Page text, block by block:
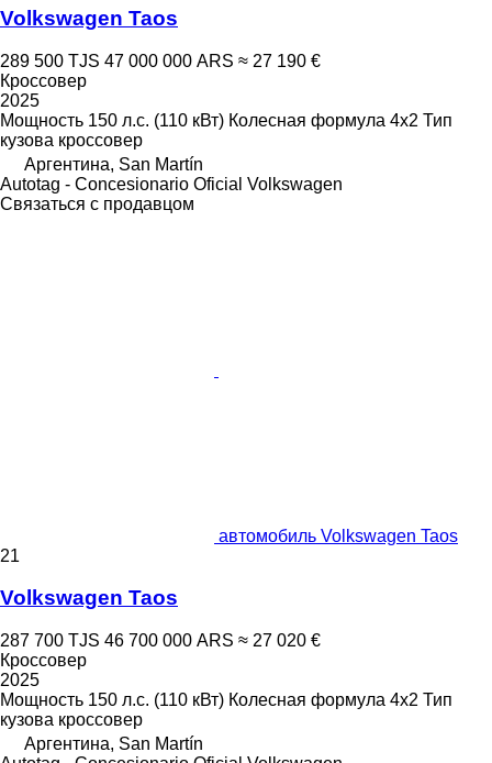
Volkswagen Taos
289 500 TJS 47 000 000 ARS ≈ 27 190 €
Кроссовер
2025
Мощность 150 л.с. (110 кВт) Колесная формула 4x2 Тип
кузова кроссовер
Аргентина, San Martín
Autotag - Concesionario Oficial Volkswagen
Связаться с продавцом
автомобиль Volkswagen Taos
21
Volkswagen Taos
287 700 TJS 46 700 000 ARS ≈ 27 020 €
Кроссовер
2025
Мощность 150 л.с. (110 кВт) Колесная формула 4x2 Тип
кузова кроссовер
Аргентина, San Martín